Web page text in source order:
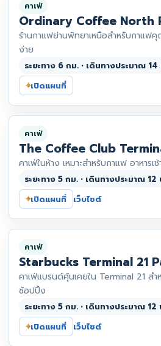
คาเฟ่
Ordinary Coffee North
ร้านกาแฟย่านพัทยาเหนือสำหรับกาแฟคุ
ง่าย
ระยะทาง 6 กม. • เดินทางประมาณ
⌖เปิดแผนที่
คาเฟ่
The Coffee Club
คาเฟ่ในห้าง เหมาะสำหรับกาแฟ อาหาร
ระยะทาง 5 กม. • เดินทางประมาณ
⌖เปิดแผนที่ เว็บไซต์
คาเฟ่
Starbucks Terminal 21
คาเฟ่แบรนด์คุ้นเคยใน Terminal 21 ส
ช้อปปิ้ง
ระยะทาง 5 กม. • เดินทางประมาณ
⌖เปิดแผนที่ เว็บไซต์